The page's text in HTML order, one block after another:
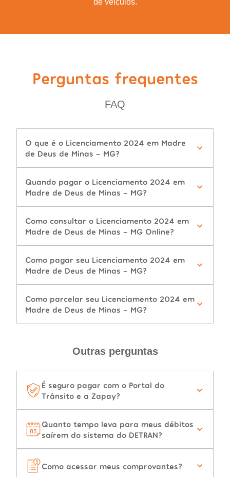
de veículos.
Perguntas frequentes
FAQ
O que é o Licenciamento 2024 em Madre
de Deus de Minas - MG?
Quando pagar o Licenciamento 2024 em
Madre de Deus de Minas - MG?
Como consultar o Licenciamento 2024 em
Madre de Deus de Minas - MG Online?
Como pagar seu Licenciamento 2024 em
Madre de Deus de Minas - MG?
Como parcelar seu Licenciamento 2024 em
Madre de Deus de Minas - MG?
Outras perguntas
É seguro pagar com o Portal do
Trânsito e a Zapay?
Quanto tempo leva para meus débitos
saírem do sistema do DETRAN?
Como acessar meus comprovantes?